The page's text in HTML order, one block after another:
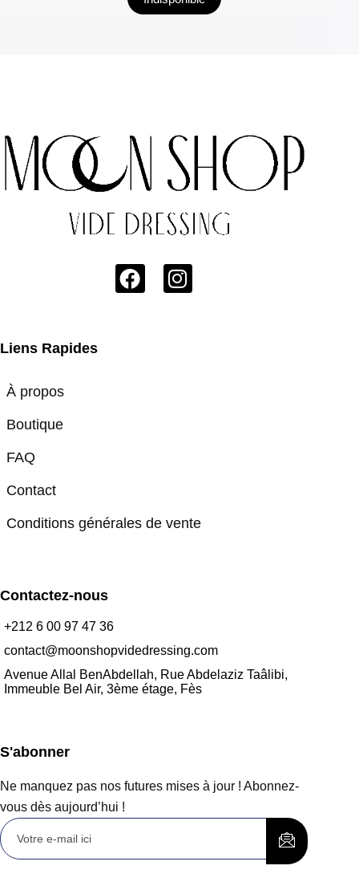
Liens Rapides
À propos
Boutique
FAQ
Contact
Conditions générales de vente
Contactez-nous
+212 6 00 97 47 36
contact@moonshopvidedressing.com
Avenue Allal BenAbdellah, Rue Abdelaziz Taâlibi,
Immeuble Bel Air, 3ème étage, Fès
S'abonner
Ne manquez pas nos futures mises à jour ! Abonnez-
vous dès aujourd’hui !